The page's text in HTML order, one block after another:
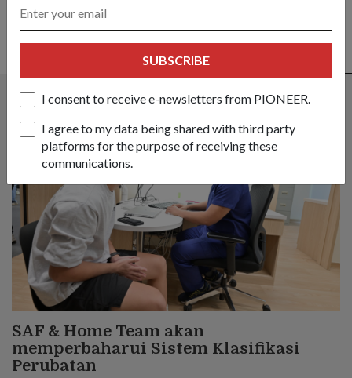
SUBSCRIBE
I consent to receive e-newsletters from PIONEER.
I agree to my data being shared with third party
platforms for the purpose of receiving these
communications.
ALSO READ IN OPS & TRAINING
SAF & Home Team akan
memperbaharui Sistem Klasifikasi
Perubatan